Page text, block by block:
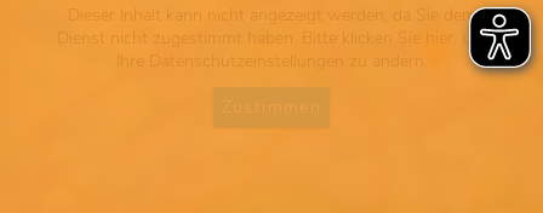
Dieser Inhalt kann nicht angezeigt werden, da Sie dem
Dienst nicht zugestimmt haben. Bitte klicken Sie hier, um
Ihre Datenschutzeinstellungen zu ändern.
Zustimmen